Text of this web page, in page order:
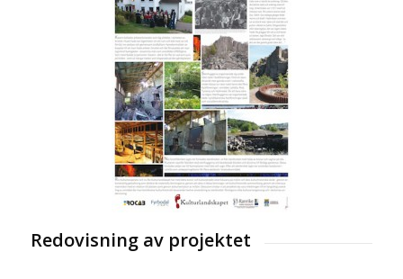
Utställningsskärm
2
Redovisning av projektet